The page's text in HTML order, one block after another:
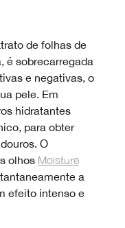
de folhas de
é sobrecarregada
e negativas, o
pele. Em
hidratantes
para obter
O
olhos Moisture
a
efeito intenso e